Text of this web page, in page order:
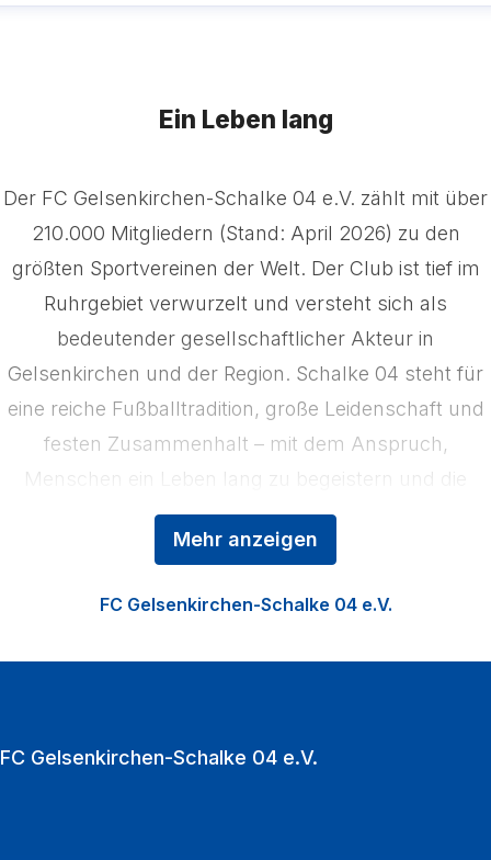
Ein Leben lang
Mehr anzeigen
Der FC Gelsenkirchen-Schalke 04 e.V. zählt mit über
210.000 Mitgliedern (Stand: April 2026) zu den
größten Sportvereinen der Welt. Der Club ist tief im
Ruhrgebiet verwurzelt und versteht sich als
bedeutender gesellschaftlicher Akteur in
Gelsenkirchen und der Region. Schalke 04 steht für
eine reiche Fußballtradition, große Leidenschaft und
festen Zusammenhalt – mit dem Anspruch,
Menschen ein Leben lang zu begeistern und die
Region zu stärken. Das Kerngeschäft der
Königsblauen ist der Profifußball, ergänzt durch die
FC Gelsenkirchen-Schalke 04 e.V.
FC Gelsenkirchen-Schalke 04 e.V.